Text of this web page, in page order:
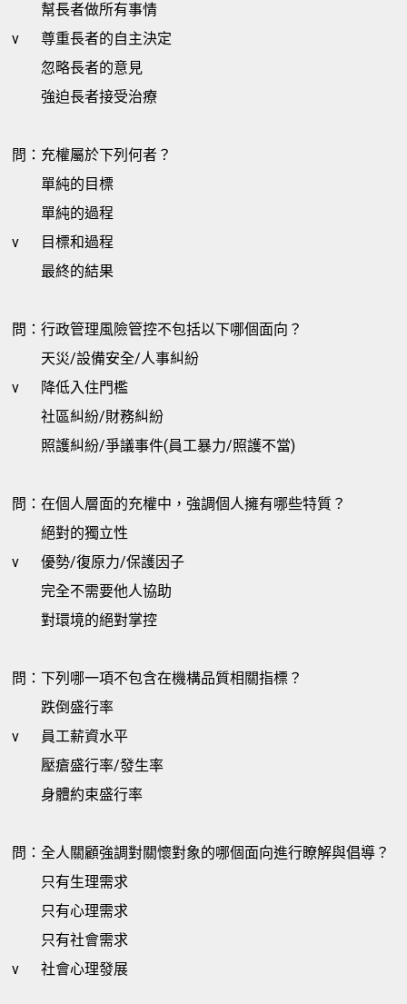
幫長者做所有事情
v
尊重長者的自主決定
忽略長者的意見
強迫長者接受治療
問：充權屬於下列何者？
單純的目標
單純的過程
v
目標和過程
最終的結果
問：行政管理風險管控不包括以下哪個面向？
天災/設備安全/人事糾紛
v
降低入住門檻
社區糾紛/財務糾紛
照護糾紛/爭議事件(員工暴力/照護不當)
問：在個人層面的充權中，強調個人擁有哪些特質？
絕對的獨立性
v
優勢/復原力/保護因子
完全不需要他人協助
對環境的絕對掌控
問：下列哪一項不包含在機構品質相關指標？
跌倒盛行率
v
員工薪資水平
壓瘡盛行率/發生率
身體約束盛行率
問：全人關顧強調對關懷對象的哪個面向進行瞭解與倡導？
只有生理需求
只有心理需求
只有社會需求
v
社會心理發展